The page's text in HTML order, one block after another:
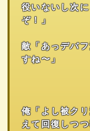
役いないし次
ぞ！」
敵「あっデバ
すね〜」
俺「よし被ク
えて回復しつ